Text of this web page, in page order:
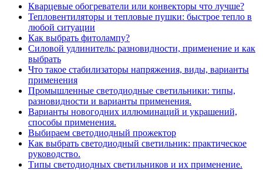
Кварцевые обогреватели или конвекторы что лучше?
Тепловентиляторы и тепловые пушки: быстрое тепло в
любой ситуации
Как выбрать фитолампу?
Силовой удлинитель: разновидности, применение и как
выбрать
Что такое стабилизаторы напряжения, виды, варианты
применения
Промышленные светодиодные светильники: типы,
разновидности и варианты применения.
Варианты новогодних иллюминаций и украшений,
способы применения.
Выбираем светодиодный прожектор
Как выбрать светодиодный светильник: практическое
руководство.
Типы светодиодных светильников и их применение.